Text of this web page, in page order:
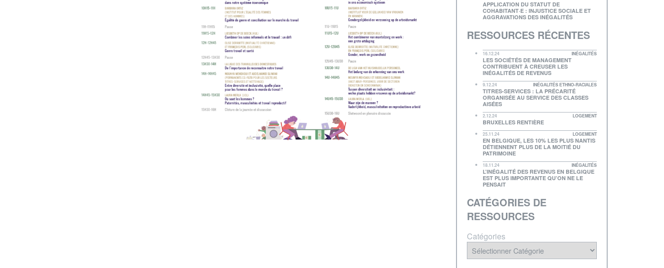
APPLICATION DU STATUT DE
COHABITANT·E : INJUSTICE SOCIALE ET
AGGRAVATIONS DES INÉGALITÉS
RESSOURCES RÉCENTES
16.12.24 INÉGALITÉS
LES SOCIÉTÉS DE MANAGEMENT
CONTRIBUENT À CREUSER LES
INÉGALITÉS DE REVENUS
9.12.24 INÉGALITÉS ETHNO-RACIALES
TITRES-SERVICES : LA PRÉCARITÉ
ORGANISÉE AU SERVICE DES CLASSES
AISÉES
2.12.24 LOGEMENT
BRUXELLES RENTIÈRE
25.11.24 LOGEMENT
EN BELGIQUE, LES 10% LES PLUS NANTIS
DÉTIENNENT PLUS DE LA MOITIÉ DU
PATRIMOINE
18.11.24 INÉGALITÉS
L’INÉGALITÉ DES REVENUS EN BELGIQUE
EST PLUS IMPORTANTE QU’ON NE LE
PENSAIT
CATÉGORIES DE
RESSOURCES
Catégories